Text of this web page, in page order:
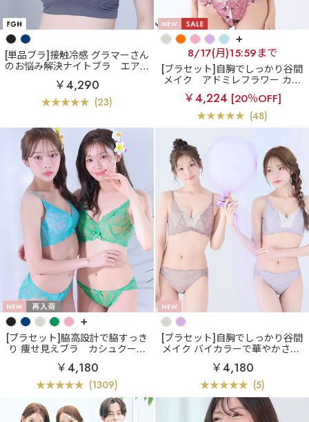
[単品ブラ]接触冷感 グラマーさん
のお悩み解決ナイトブラ
エアリ
ークール すっぽり包む 夢ごこち
ナイトブラ 単品ブラジャー (グラ
マーサイズ)
￥4,290
(23)
+
8/17(月)15:59まで
[ブラセット]自胸でしっかり谷間
メイク
アドミレフラワー カシ
ュクールレース脇高ブラ(R) ブラ
ジャー&ショーツ
￥4,224 [20％OFF]
(48)
+
[ブラセット]脇高設計で脇すっき
り 痩せ見えブラ
カシュクール
レース脇高ブラ(R) ブラジャー&
ショーツ
￥4,180
(1309)
[ブラセット]自胸でしっかり谷間
メイク バイカラーで華やかさUP
バイカラー カシュクールレー
ス脇高ブラ(R) ブラジャー&ショ
ーツ
￥4,180
(5)